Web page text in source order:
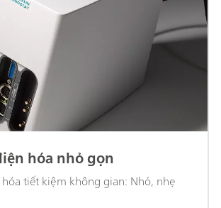
hóa nhỏ gọn
tiết kiệm không gian: Nhỏ, nhẹ